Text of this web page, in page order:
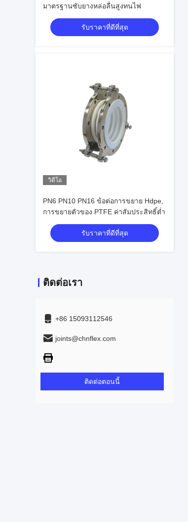
มาตรฐานซับยางหล่อลื่นสูงทนไฟ
รับราคาที่ดีที่สุด
วิดีโอ
PN6 PN10 PN16 ข้อต่อการขยาย Hdpe,
การขยายตัวของ PTFE ค่าสัมประสิทธิ์ต่ำ
รับราคาที่ดีที่สุด
ติดต่อเรา
+86 15093112546
joints@chnflex.com
ติดต่อตอนนี้